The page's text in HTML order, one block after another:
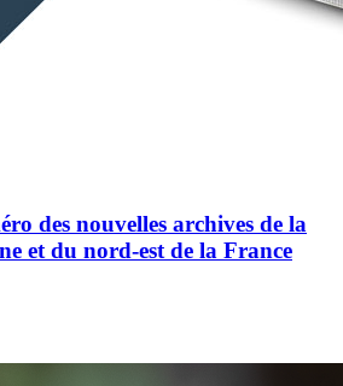
des nouvelles archives de la
et du nord-est de la France